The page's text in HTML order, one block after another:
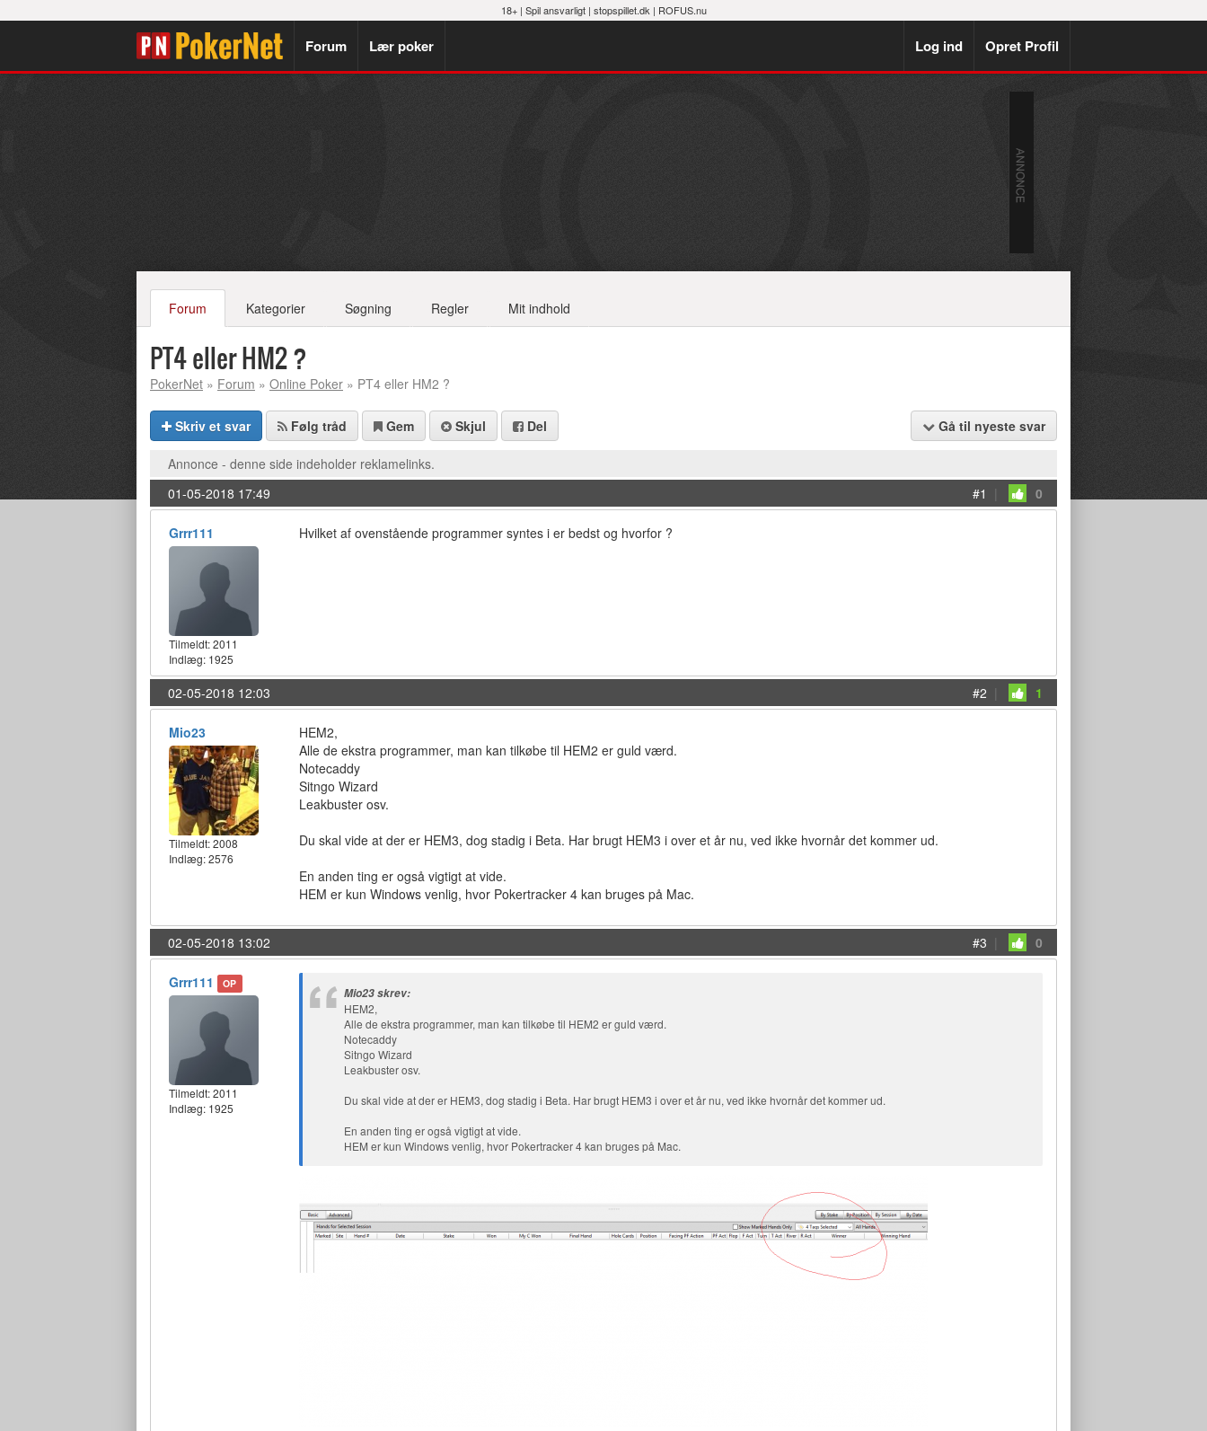
18+ | Spil ansvarligt| stopspillet.dk | ROFUS.nu
Forum Lær poker Log ind Opret Profil
Forum Kategorier Søgning Regler Mit indhold
PT4 eller HM2 ?
PokerNet » Forum » Online Poker » PT4 eller HM2 ?
Skriv et svar Følg tråd Gem Skjul Del Gå til nyeste svar
Annonce - denne side indeholder reklamelinks.
01-05-2018 17:49
#1 | 0
Grrr111
Tilmeldt:2011
Indlæg: 1925
Hvilket af ovenstående programmer syntes i er bedst og hvorfor ?
02-05-2018 12:03 #2 | 1
Mio23
Tilmeldt:2008
Indlæg: 2576
HEM2,
Alle de ekstra programmer, man kan tilkøbe til HEM2 er guld værd.
Notecaddy
Sitngo Wizard
Leakbuster osv.
Du skal vide at der er HEM3, dog stadig i Beta. Har brugt HEM3 i over et år nu, ved ikke hvornår det kommer ud.
En anden ting er også vigtigt at vide.
HEM er kun Windows venlig, hvor Pokertracker 4 kan bruges på Mac.
02-05-2018 13:02 #3 | 0
Grrr111 OP
Tilmeldt:2011
Indlæg: 1925
Mio23 skrev:
HEM2,
Alle de ekstra programmer, man kan tilkøbe til HEM2 er guld værd.
Notecaddy
Sitngo Wizard
Leakbuster osv.
Du skal vide at der er HEM3, dog stadig i Beta. Har brugt HEM3 i over et år nu, ved ikke hvornår det kommer ud.
En anden ting er også vigtigt at vide.
HEM er kun Windows venlig, hvor Pokertracker 4 kan bruges på Mac.